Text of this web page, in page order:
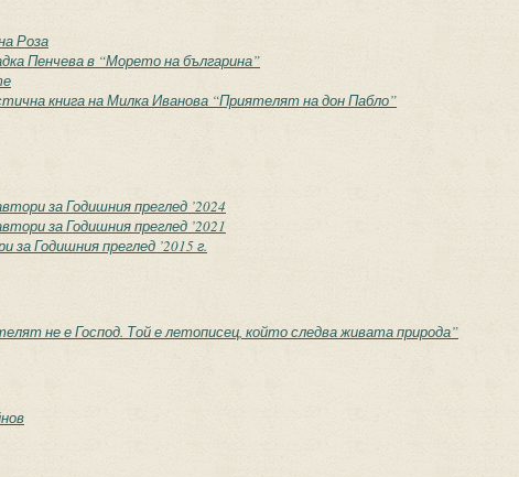
Роза
Пенчева в “Морето на българина”
книга на Милка Иванова “Приятелят на дон Пабло”
за Годишния преглед ’2024
за Годишния преглед ’2021
за Годишния преглед ’2015 г.
не е Господ. Той е летописец, който следва живата природа”